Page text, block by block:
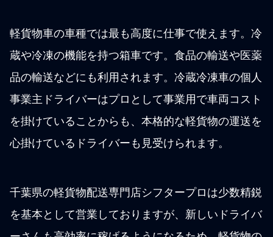
軽貨物車の車種では最も高度に仕事で使えます。冷
蔵や冷凍の機能を持つ箱車です。食品の輸送や医薬
品の輸送などにも利用されます。冷蔵冷凍車の個人
事業主ドライバーはプロとして事業用で車両コスト
を掛けていることからも、本格的な軽貨物の運送を
心掛けているドライバーも見受けられます。
千葉県の軽貨物配送専門店シフタープロは少数精鋭
を基本として営業しておりますが、新しいドライバ